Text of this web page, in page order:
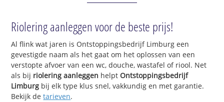
Riolering aanleggen voor de beste prijs!
Al flink wat jaren is Ontstoppingsbedrijf Limburg een
gevestigde naam als het gaat om het oplossen van een
verstopte afvoer van een wc, douche, wastafel of riool. Net
als bij riolering aanleggen helptOntstoppingsbedrijf
Limburg bij elk type klus snel, vakkundig en met garantie.
Bekijk detarieven.